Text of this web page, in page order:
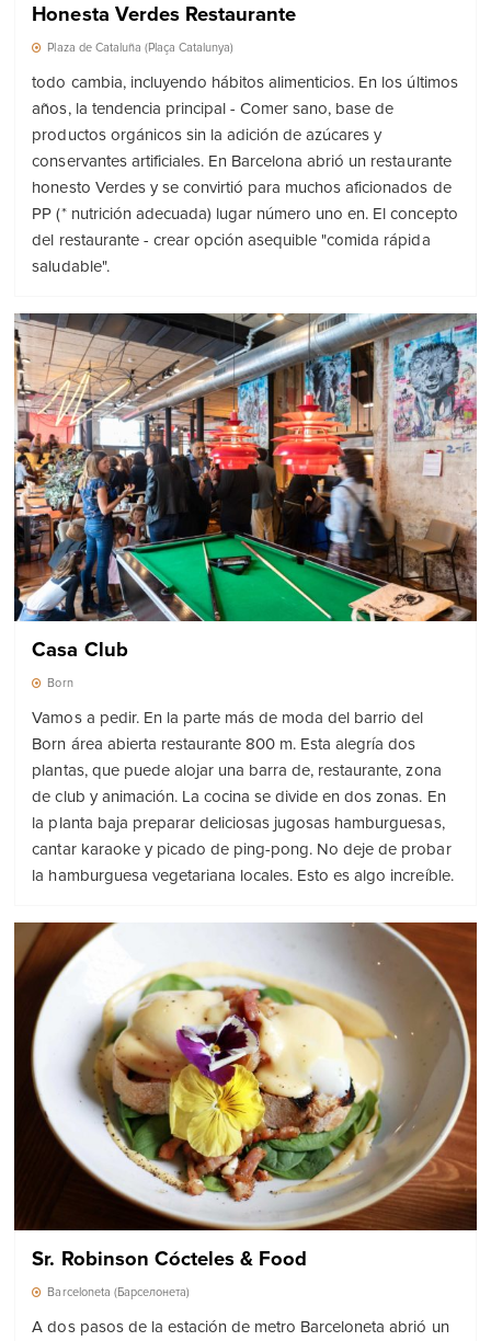
Honesta Verdes Restaurante
Plaza de Cataluña (Plaça Catalunya)
todo cambia, incluyendo hábitos alimenticios. En los últimos
años, la tendencia principal - Comer sano, base de
productos orgánicos sin la adición de azúcares y
conservantes artificiales. En Barcelona abrió un restaurante
honesto Verdes y se convirtió para muchos aficionados de
PP (* nutrición adecuada) lugar número uno en. El concepto
del restaurante - crear opción asequible "comida rápida
saludable".
Casa Club
Born
Vamos a pedir. En la parte más de moda del barrio del
Born área abierta restaurante 800 m. Esta alegría dos
plantas, que puede alojar una barra de, restaurante, zona
de club y animación. La cocina se divide en dos zonas. En
la planta baja preparar deliciosas jugosas hamburguesas,
cantar karaoke y picado de ping-pong. No deje de probar
la hamburguesa vegetariana locales. Esto es algo increíble.
Sr. Robinson Cócteles & Food
Barceloneta (Барселонета)
A dos pasos de la estación de metro Barceloneta abrió un